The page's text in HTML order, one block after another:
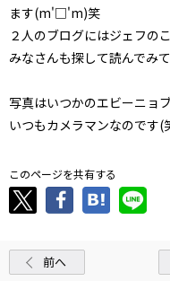
ます(m'□'m)笑
２人のブログにはジェフの
みなさんも探して読んで
写真はいつかのエビーニョ
いつもカメラマンなのです(
このページを共有する
前へ